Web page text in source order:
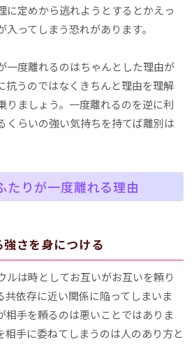
に定めから逃れようとするとかえっ
ってしまう恐れがあります。
一度離れるのはちゃんとした理由が
抗うのではなくきちんと理由を理解
りましょう。一度離れるのを逆に利
くらいの強い気持ちを持てば離別は
たりが一度離れる理由
さを身につける
ルは時としてお互いがお互いを頼り
共依存に近い関係に陥ってしまいま
相手を頼るのは悪いことではありま
相手に委ねてしまうのは人のあり方と